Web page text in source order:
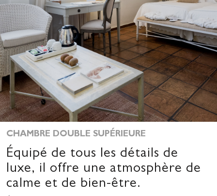
CHAMBRE DOUBLE SUPÉRIEURE
Équipé de tous les détails de
luxe, il offre une atmosphère de
calme et de bien-être.